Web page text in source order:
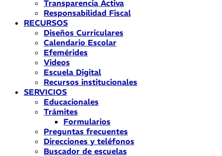
Transparencia Activa
Responsabilidad Fiscal
RECURSOS
Diseños Curriculares
Calendario Escolar
Efemérides
Videos
Escuela Digital
Recursos institucionales
SERVICIOS
Educacionales
Trámites
Formularios
Preguntas frecuentes
Direcciones y teléfonos
Buscador de escuelas